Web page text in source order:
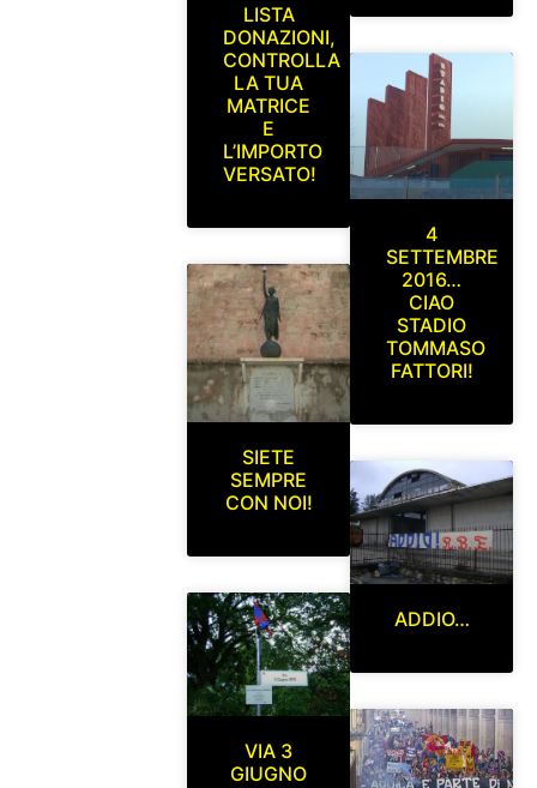
LISTA
DONAZIONI,
CONTROLLA
LA TUA
MATRICE
E
L’IMPORTO
VERSATO!
SIETE
SEMPRE
CON NOI!
VIA 3
GIUGNO
4
SETTEMBRE
2016…
CIAO
STADIO
TOMMASO
FATTORI!
ADDIO…